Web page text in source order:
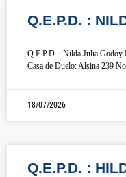
Q.E.P.D. :
Q.E.P.D. : Nilda Julia Godoy
Casa de Duelo: Alsina 239
18/07/2026
Q.E.P.D. :